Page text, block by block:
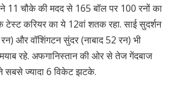
ने 11 चौके की मदद से 165 बॉल पर 100 रनों का
टेस्ट करियर का ये 12वां शतक रहा. साई सुदर्शन
और वॉशिंगटन सुंदर (नाबाद 52 रन) भी
रहे. अफगानिस्तान की ओर से तेज गेंदबाज
सबसे ज्यादा 6 विकेट झटके.